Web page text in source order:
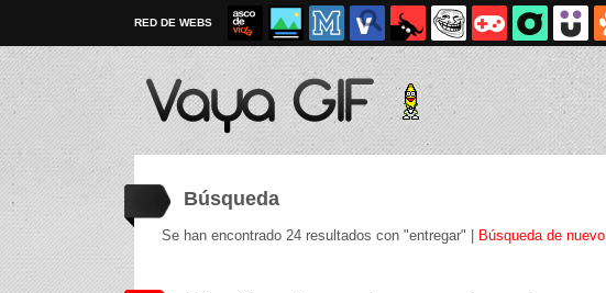
RED DE WEBS
Búsqueda
Se han encontrado 24 resultados con "entregar" | Búsqueda de nuevo